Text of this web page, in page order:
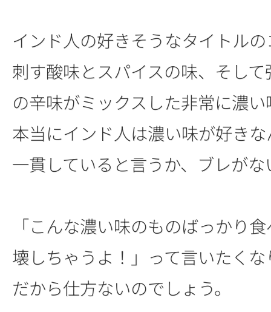
インド人の好きそうなタイトル
刺す酸味とスパイスの味、そし
の辛味がミックスした非常に濃
本当にインド人は濃い味が好き
一貫していると言うか、ブレが
「こんな濃い味のものばっかり
壊しちゃうよ！」って言いたく
だから仕方ないのでしょう。